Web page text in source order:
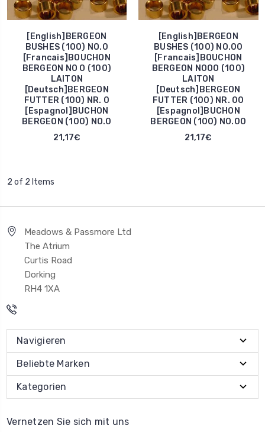
[English]BERGEON
BUSHES (100) NO.0
[Francais]BOUCHON
BERGEON NO O (100)
LAITON
[Deutsch]BERGEON
FUTTER (100) NR. 0
[Espagnol]BUCHON
BERGEON (100) NO.0
21,17€
[English]BERGEON
BUSHES (100) NO.00
[Francais]BOUCHON
BERGEON NOOO (100)
LAITON
[Deutsch]BERGEON
FUTTER (100) NR. 00
[Espagnol]BUCHON
BERGEON (100) NO.00
21,17€
2 of 2 Items
Meadows & Passmore Ltd
The Atrium
Curtis Road
Dorking
RH4 1XA
Navigieren
Beliebte Marken
Kategorien
Vernetzen Sie sich mit uns